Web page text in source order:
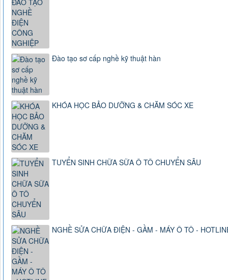
Đào tạo sơ cấp nghề kỹ thuật hàn
KHÓA HỌC BẢO DƯỠNG & CHĂM SÓC XE
TUYỂN SINH CHỮA SỮA Ô TÔ CHUYỂN SÂU
NGHỀ SỬA CHỮA ĐIỆN - GẦM - MÁY Ô TÔ -